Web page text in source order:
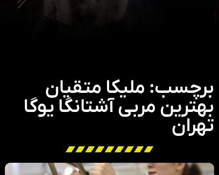
برچسب: ملیکا متقیان
بهترین مربی آشتانگا یوگا
تهران